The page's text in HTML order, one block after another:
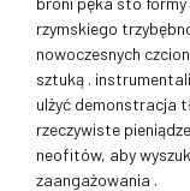
rzymskiego
nowoczesnych
sztuką .
ulżyć demonstracja
rzeczywiste
neofitów, aby
zaangażowania .